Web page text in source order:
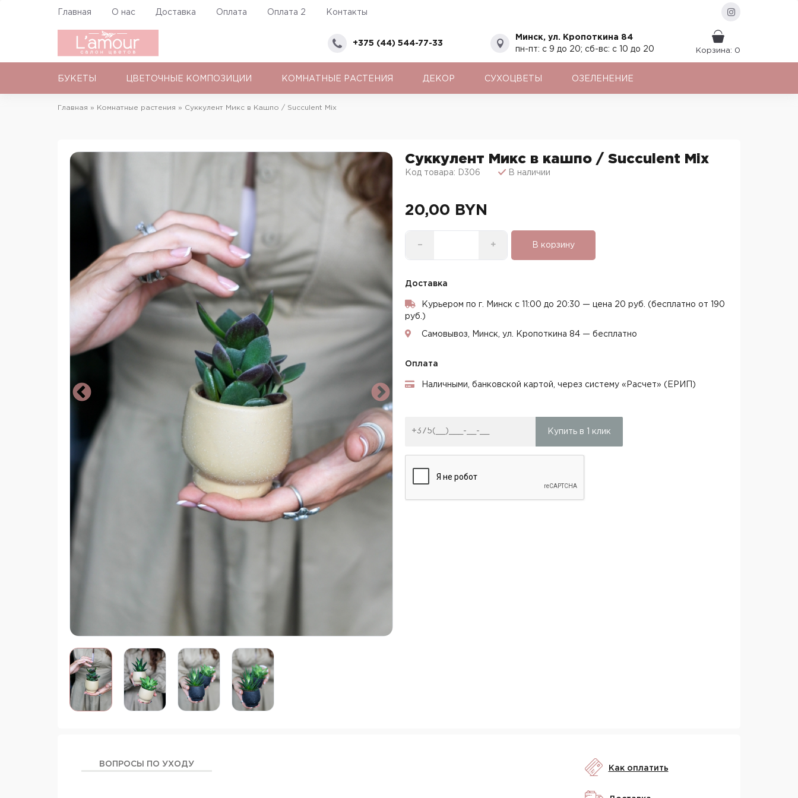
навигация
Главная О нас Доставка Оплата Оплата 2 Контакты
+375 (44) 544-77-33
Минск, ул. Кропоткина 84
пн-пт: с 9 до 20; сб-вс: с 10 до 20
Корзина: 0
Каталог
БУКЕТЫ ЦВЕТОЧНЫЕ КОМПОЗИЦИИ КОМНАТНЫЕ РАСТЕНИЯ ДЕКОР СУХОЦВЕТЫ ОЗЕЛЕНЕНИЕ
Главная Комнатные растения Суккулент Микс в Кашпо / Succulent Mix
Суккулент Микс в кашпо / Succulent Mix
Код товара: D306 В наличии
20,00 BYN
− +
Доставка
Курьером по г. Минск с 11:00 до 20:30 — цена 20 руб. (бесплатно от 190
руб.)
Самовывоз, Минск, ул. Кропоткина 84 — бесплатно
Оплата
Наличными, банковской картой, через систему «Расчет» (ЕРИП)
ВОПРОСЫ ПО УХОДУ
Как оплатить